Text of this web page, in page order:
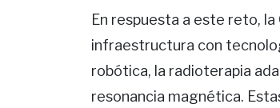
En respuesta a este reto, la
infraestructura con
robótica, la radioterapia
resonancia magnética.